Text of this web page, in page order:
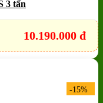
3 tấn
10.190.000 đ
-15%